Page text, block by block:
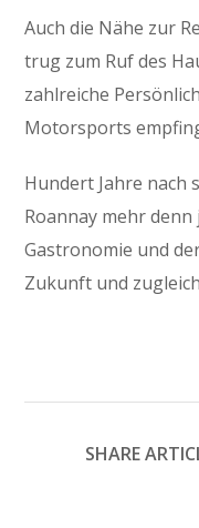
Auch die Nähe zur
trug zum Ruf des
zahlreiche
Motorsports
Hundert Jahre nach
Roannay mehr
Gastronomie und
Zukunft und
SHARE